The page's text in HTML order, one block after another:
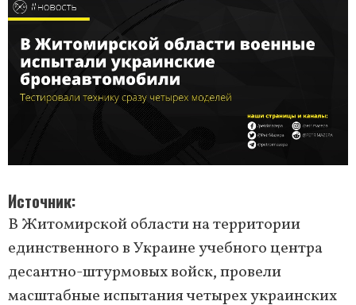
Источник
В Житомирской области на территории
единственного в Украине учебного центра
десантно-штурмовых войск, провели
масштабные испытания четырех украинских